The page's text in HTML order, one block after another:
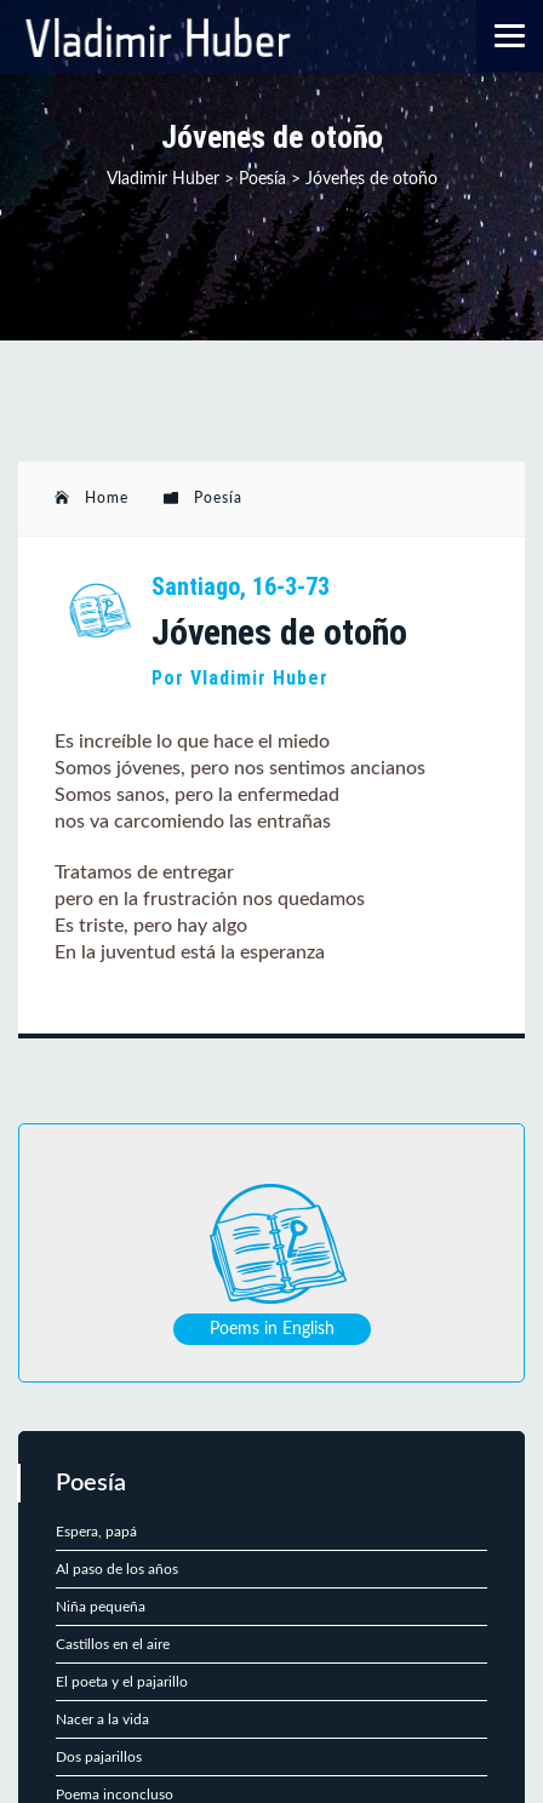
Jóvenes de otoño
Vladimir Huber> Poesía> Jóvenes de otoño
Home Poesía
Santiago, 16-3-73
Jóvenes de otoño
Por Vladimir Huber
Es increíble lo que hace el miedo
Somos jóvenes, pero nos sentimos ancianos
Somos sanos, pero la enfermedad
nos va carcomiendo las entrañas
Tratamos de entregar
pero en la frustración nos quedamos
Es triste, pero hay algo
En la juventud está la esperanza
Poems in English
Poesía
Espera, papá
Al paso de los años
Niña pequeña
Castillos en el aire
El poeta y el pajarillo
Nacer a la vida
Dos pajarillos
Poema inconcluso